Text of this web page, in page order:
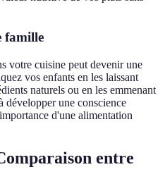
famille
votre cuisine peut devenir une
vos enfants en les laissant
naturels ou en les emmenant
développer une conscience
d'une alimentation
entre